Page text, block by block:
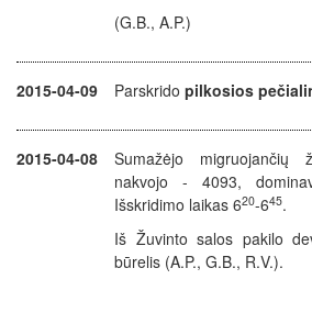
(G.B., A.P.)
2015-04-09 Parskrido pilkosios
2015-04-08
Sumažėjo migruojančių
nakvojo - 4093,
Išskridimo laikas 620-645.
Iš Žuvinto salos pakilo
būrelis (A.P., G.B., R.V.).